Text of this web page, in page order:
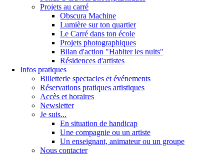
Projets au carré
Obscura Machine
Lumière sur ton quartier
Le Carré dans ton école
Projets photographiques
Bilan d'action "Habiter les nuits"
Résidences d'artistes
Infos pratiques
Billetterie spectacles et événements
Réservations pratiques artistiques
Accès et horaires
Newsletter
Je suis...
En situation de handicap
Une compagnie ou un artiste
Un enseignant, animateur ou un groupe
Nous contacter